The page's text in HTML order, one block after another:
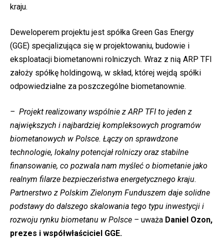
kraju.
Deweloperem projektu jest spółka Green Gas Energy
(GGE) specjalizująca się w projektowaniu, budowie i
eksploatacji biometanowni rolniczych. Wraz z nią ARP TFI
założy spółkę holdingową, w skład, której wejdą spółki
odpowiedzialne za poszczególne biometanownie.
– Projekt realizowany wspólnie z ARP TFI to jeden z
największych i najbardziej kompleksowych programów
biometanowych w Polsce. Łączy on sprawdzone
technologie, lokalny potencjał rolniczy oraz stabilne
finansowanie, co pozwala nam myśleć o biometanie jako
realnym filarze bezpieczeństwa energetycznego kraju.
Partnerstwo z Polskim Zielonym Funduszem daje solidne
podstawy do dalszego skalowania tego typu inwestycji i
rozwoju rynku biometanu w Polsce – uważa Daniel Ozon,
prezes i współwłaściciel GGE.